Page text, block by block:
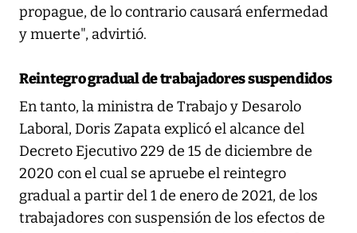
propague, de lo contrario causará enfermedad
y muerte", advirtió.
Reintegro gradual de trabajadores suspendidos
En tanto, la ministra de Trabajo y Desarolo
Laboral, Doris Zapata explicó el alcance del
Decreto Ejecutivo 229 de 15 de diciembre de
2020 con el cual se apruebe el reintegro
gradual a partir del 1 de enero de 2021, de los
trabajadores con suspensión de los efectos de